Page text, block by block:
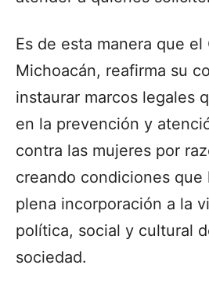
Es de esta manera que
Michoacán, reafirma su
instaurar marcos legales
en la prevención y
contra las mujeres por
creando condiciones que
plena incorporación a la
política, social y cultural
sociedad.